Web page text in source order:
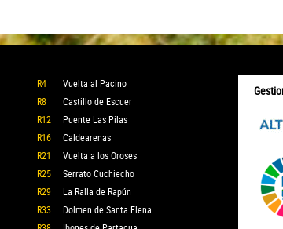
R4
Vuelta al Pacino
R8
Castillo de Escuer
R12
Puente Las Pilas
R16
Caldearenas
R21
Vuelta a los Oroses
R25
Serrato Cuchiecho
R29
La Ralla de Rapún
R33
Dolmen de Santa Elena